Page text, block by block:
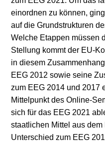
einordnen zu können,
auf die Grundstrukturen
Welche Etappen müssen
Stellung kommt der EU-
in diesem
EEG 2012 sowie seine
zum EEG 2014 und 2017
Mittelpunkt des Online-
sich für das EEG 2021
staatlichen Mittel aus
Unterschied zum EEG